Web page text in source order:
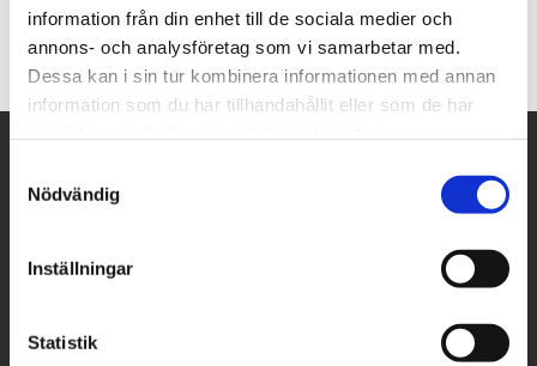
information från din enhet till de sociala medier och
annons- och analysföretag som vi samarbetar med.
Dessa kan i sin tur kombinera informationen med annan
information som du har tillhandahållit eller som de har
Nödvändig
Inställningar
Statistik
Vårt sortiment
Golv & Vägg
Trädgård